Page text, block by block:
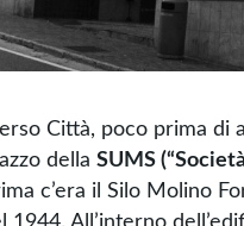
Città, poco prima di
della SUMS
c’era il Silo Molino